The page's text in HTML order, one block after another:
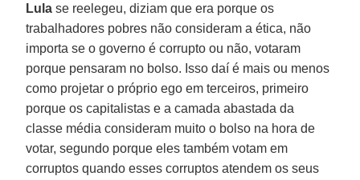
Lula se reelegeu, diziam que era porque os
trabalhadores pobres não consideram a ética, não
importa se o governo é corrupto ou não, votaram
porque pensaram no bolso. Isso daí é mais ou menos
como projetar o próprio ego em terceiros, primeiro
porque os capitalistas e a camada abastada da
classe média consideram muito o bolso na hora de
votar, segundo porque eles também votam em
corruptos quando esses corruptos atendem os seus